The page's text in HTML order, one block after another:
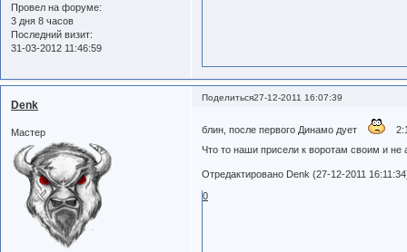
Провел на форуме:
3 дня 8 часов
Последний визит:
31-03-2012 11:46:59
Поделиться27-12-2011 16:07:39
Denk
Мастер блин, после первого Динамо дует
Что то наши присели к воротам своим и не
Отредактировано Denk (27-12-2011
0